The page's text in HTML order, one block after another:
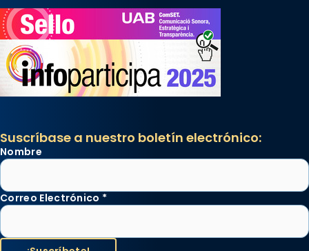
Suscríbase a nuestro boletín electrónico:
Nombre
Correo Electrónico *